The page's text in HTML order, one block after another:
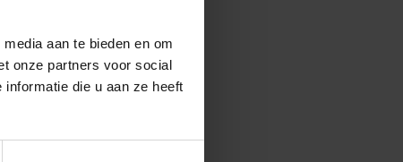
aan te bieden en om
onze partners voor social
die u aan ze heeft